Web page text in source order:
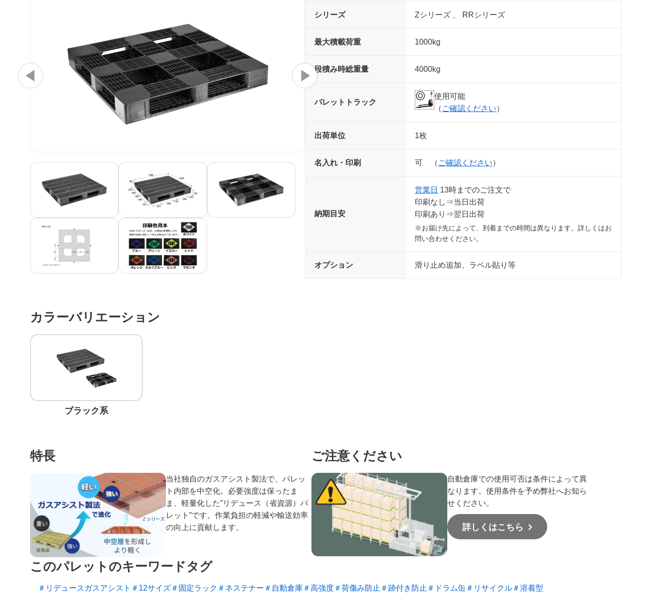
シリーズ Zシリーズ 、 RRシリーズ
最大積載荷重 1000kg
段積み時総重量 4000kg
パレット トラック
使用可能
（ ご確認ください）
出荷単位 1枚
名入れ・印刷 可 （ ご確認ください）
納期目安
営業日 13時までのご注文で
印刷なし⇒当日出荷
印刷あり⇒翌日出荷
※お届け先によって、到着までの時間は異なります。詳しくはお
問い合わせください。
オプション 滑り止め追加、ラベル貼り等
カラーバリエーション
ブラック系
特長
当社独自のガスアシスト製法で、パレッ
ト内部を中空化。必要強度は保ったま
ま、軽量化した”リデュース（省資源）パ
レット”です。作業負担の軽減や輸送効率
の向上に貢献します。
ご注意ください
自動倉庫での使用可否は条件によって異
なります。使用条件を予め弊社へお知ら
せください。
詳しくはこちら
このパレットのキーワードタグ
＃リデュースガスアシスト ＃12サイズ＃固定ラック ＃ネステナー ＃自動倉庫＃高強度＃荷傷み防止 ＃跡付き防止 ＃ドラム缶＃リサイクル＃溶着型